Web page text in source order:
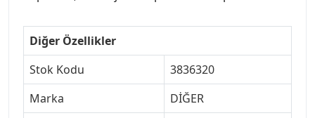
Diğer Özellikler
Stok Kodu
3836320
Marka
DİĞER